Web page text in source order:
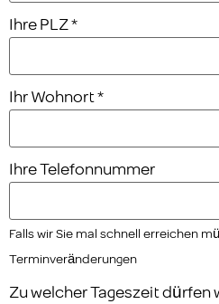
Ihre PLZ*
Ihr Wohnort*
Ihre Telefonnummer
Falls wir Sie mal schnell erreichen
Terminveränderungen
Zu welcher Tageszeit dürfen